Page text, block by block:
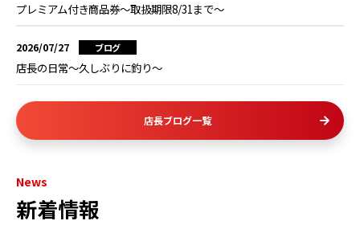
プレミアム付き商品券～取扱期限8/31まで～
2026/07/27 ブログ
店長の日常～久しぶりに釣り～
店長ブログ一覧
News
新着情報